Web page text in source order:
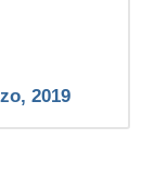
2019